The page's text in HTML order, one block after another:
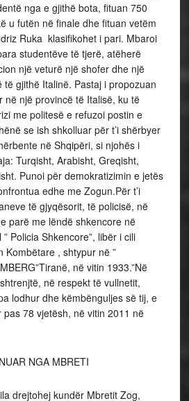
nga e gjithë bota, fituan 750
u futën në finale dhe fituan vetëm
Ruka klasifikohet i pari. Mbaroi
studentëve të tjerë, atëherë
një veturë një shofer dhe një
të gjithë Italinë. Pastaj i propozuan
në një provincë të Italisë, ku të
me politesë e refuzoi postin e
se ish shkolluar për t’i shërbyer
në Shqipëri, si njohës i
Turqisht, Arabisht, Greqisht,
Punoi për demokratizimin e jetës
edhe me Zogun.Për t’i
të gjyqësorit, të policisë, në
parë me lëndë shkencore në
Policia Shkencore”, libër i cili
Kombëtare , shtypur në ”
në vitin 1933.”Në
në respekt të vullnetit,
lodhur dhe këmbënguljes së tij, e
78 vjetësh, në vitin 2011 në
NGA MBRETI
drejtohej kundër Mbretit Zog,